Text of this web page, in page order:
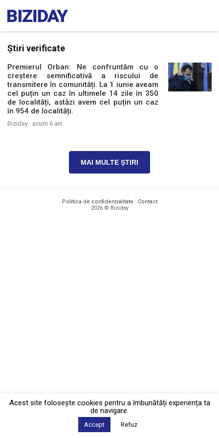
Știri verificate
Premierul Orban: Ne confruntăm cu o
creștere semnificativă a riscului de
transmitere în comunități. La 1 iunie aveam
cel puțin un caz în ultimele 14 zile în 350
de localități, astăzi avem cel puțin un caz
în 954 de localități.
Biziday · acum 6 ani
MAI MULTE ȘTIRI
Politica de confidențialitate · Contact
2026 © Biziday
Acest site foloseşte cookies pentru a îmbunătăți experiența ta
de navigare.
Accept Refuz